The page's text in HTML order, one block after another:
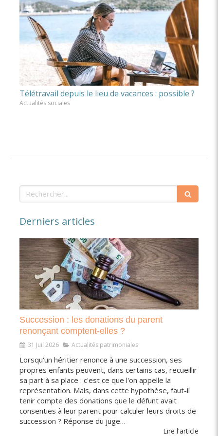
Télétravail depuis le lieu de vacances : possible ?
Actualités sociales
Rechercher
Derniers articles
Succession : les donations du parent
renonçant comptent-elles ?
31 Juil 2026 Actualités patrimoniales
Lorsqu'un héritier renonce à une succession, ses
propres enfants peuvent, dans certains cas, recueillir
sa part à sa place : c'est ce que l'on appelle la
représentation. Mais, dans cette hypothèse, faut-il
tenir compte des donations que le défunt avait
consenties à leur parent pour calculer leurs droits de
succession ? Réponse du juge…
Lire l'article